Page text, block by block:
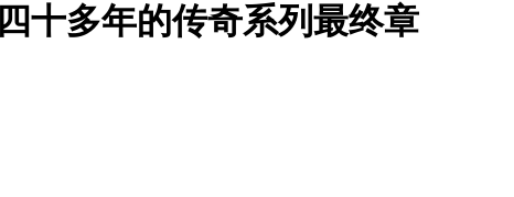
十多年的传奇系列最终章